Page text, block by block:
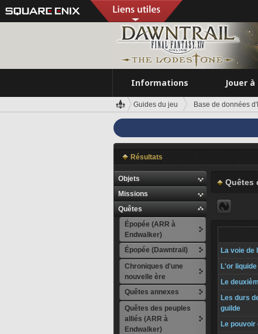
Informations Jouer à
Guides du jeu Base de données
Résultats
Objets
Missions
Quêtes
Épopée (ARR à
Endwalker)
Épopée (Dawntrail)
Chroniques d'une
nouvelle ère
Quêtes annexes
Quêtes des peuples
alliés (ARR à
Endwalker)
Quêtes
La voie de
L'or liquide
Le
Les durs
guilde
Le pouvoir